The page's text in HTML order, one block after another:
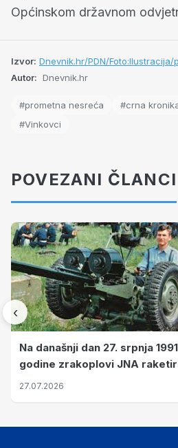
Općinskom državnom
Izvor: Dnevnik.hr/PDN/Foto:Ilustracija/
Autor: Dnevnik.hr
#prometna nesreća #crna
#Vinkovci
POVEZANI ČLANCI
‹
Na današnji dan 27. srpnja
godine zrakoplovi JNA
su vojarnu i obučni centar
27.07.2026